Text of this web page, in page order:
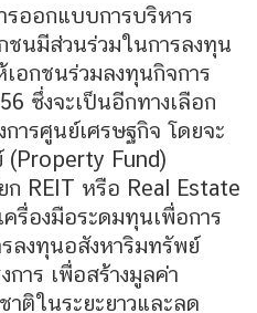
รออกแบบการบริหาร
ชนมีส่วนร่วมในการลงทุน
อกชนร่วมลงทุนกิจการ
ซึ่งจะเป็นอีกทางเลือก
ารศูนย์เศรษฐกิจ โดยจะ
(Property Fund)
ก REIT หรือ Real Estate
รื่องมือระดมทุนเพื่อการ
ลงทุนอสังหาริมทรัพย์
การ เพื่อสร้างมูลค่า
ติในระยะยาวและลด